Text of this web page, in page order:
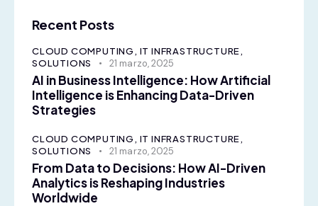
Recent Posts
CLOUD COMPUTING, IT INFRASTRUCTURE,
SOLUTIONS
21 marzo, 2025
AI in Business Intelligence: How Artificial
Intelligence is Enhancing Data-Driven
Strategies
CLOUD COMPUTING, IT INFRASTRUCTURE,
SOLUTIONS
21 marzo, 2025
From Data to Decisions: How AI-Driven
Analytics is Reshaping Industries
Worldwide